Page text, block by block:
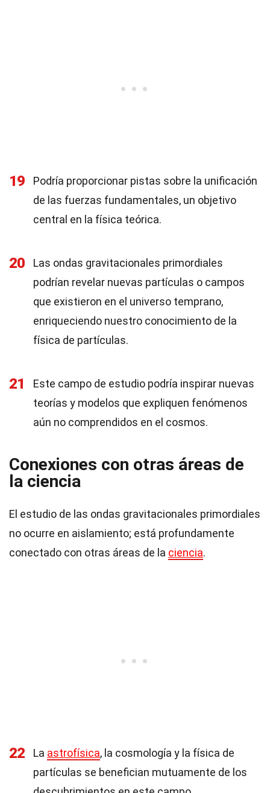
19
Podría proporcionar pistas sobre la unificación
de las fuerzas fundamentales, un objetivo
central en la física teórica.
20
Las ondas gravitacionales primordiales
podrían revelar nuevas partículas o campos
que existieron en el universo temprano,
enriqueciendo nuestro conocimiento de la
física de partículas.
21
Este campo de estudio podría inspirar nuevas
teorías y modelos que expliquen fenómenos
aún no comprendidos en el cosmos.
Conexiones con otras áreas de
la ciencia
El estudio de las ondas gravitacionales primordiales
no ocurre en aislamiento; está profundamente
conectado con otras áreas de la ciencia.
22 La astrofísica, la cosmología y la física de
partículas se benefician mutuamente de los